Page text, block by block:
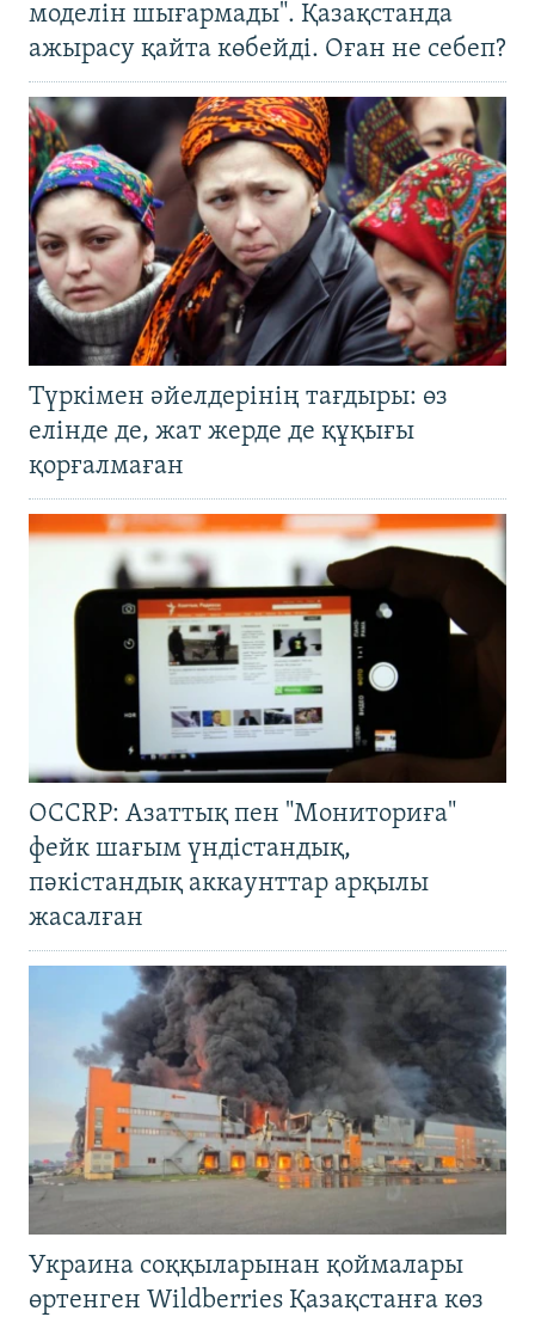
моделін шығармады". Қазақстанда
ажырасу қайта көбейді. Оған не себеп?
Түркімен әйелдерінің тағдыры: өз
елінде де, жат жерде де құқығы
қорғалмаған
OCCRP: Азаттық пен "Мониториға"
фейк шағым үндістандық,
пәкістандық аккаунттар арқылы
жасалған
Украина соққыларынан қоймалары
өртенген Wildberries Қазақстанға көз